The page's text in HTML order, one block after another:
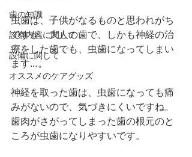
歯の知識
診察内容に関して
設備に関して
オススメのケアグッズ
虫歯は、子供がなるものと思われがち
ですが、大人の歯で、しかも神経の治
療をした歯でも、虫歯になってしまい
ます…。
神経を取った歯は、虫歯になっても痛
みがないので、気づきにくいですね。
歯肉がさがってしまった歯の根元のと
ころが虫歯になりやすいです。